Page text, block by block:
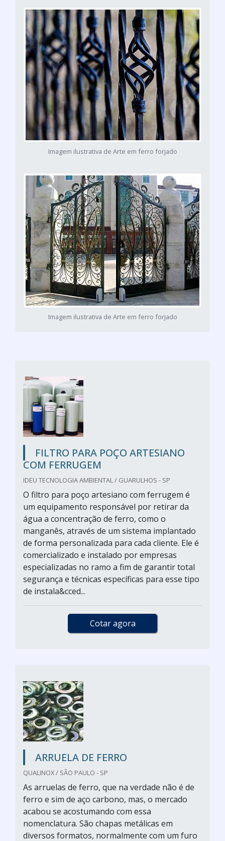
Imagem ilustrativa de Arte em ferro forjado
Imagem ilustrativa de Arte em ferro forjado
FILTRO PARA POÇO ARTESIANO
COM FERRUGEM
IDEU TECNOLOGIA AMBIENTAL / GUARULHOS - SP
O filtro para poço artesiano com ferrugem é
um equipamento responsável por retirar da
água a concentração de ferro, como o
manganês, através de um sistema implantado
de forma personalizada para cada cliente. Ele é
comercializado e instalado por empresas
especializadas no ramo a fim de garantir total
segurança e técnicas específicas para esse tipo
de instala&cced...
Cotar agora
ARRUELA DE FERRO
QUALINOX / SÃO PAULO - SP
As arruelas de ferro, que na verdade não é de
ferro e sim de aço carbono, mas, o mercado
acabou se acostumando com essa
nomenclatura. São chapas metálicas em
diversos formatos, normalmente com um furo